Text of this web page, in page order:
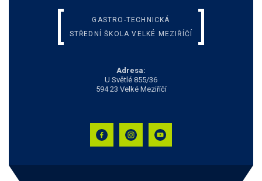
GASTRO-TECHNICKÁ
STŘEDNÍ ŠKOLA VELKÉ MEZIŘÍČÍ
Adresa:
U Světlé 855/36
594 23 Velké Meziříčí